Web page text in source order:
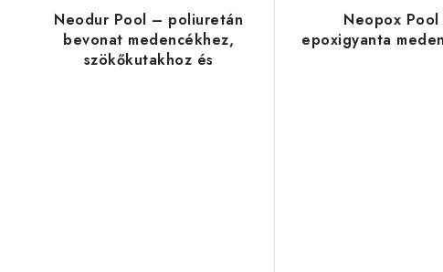
Neodur Pool – poliuretán
bevonat medencékhez,
szökőkutakhoz és
Neopox
epoxigyanta